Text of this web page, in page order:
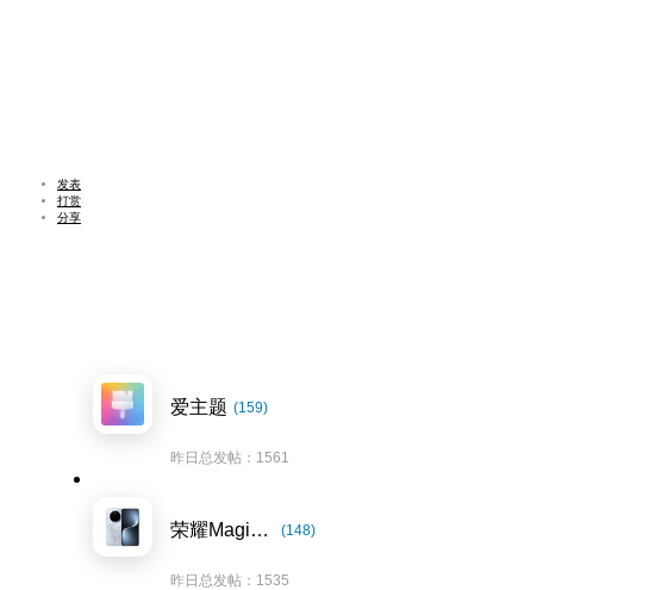
发表
打赏
分享
爱主题 (159)
昨日总发帖：1561
荣耀Magic7系列 (148)
昨日总发帖：1535